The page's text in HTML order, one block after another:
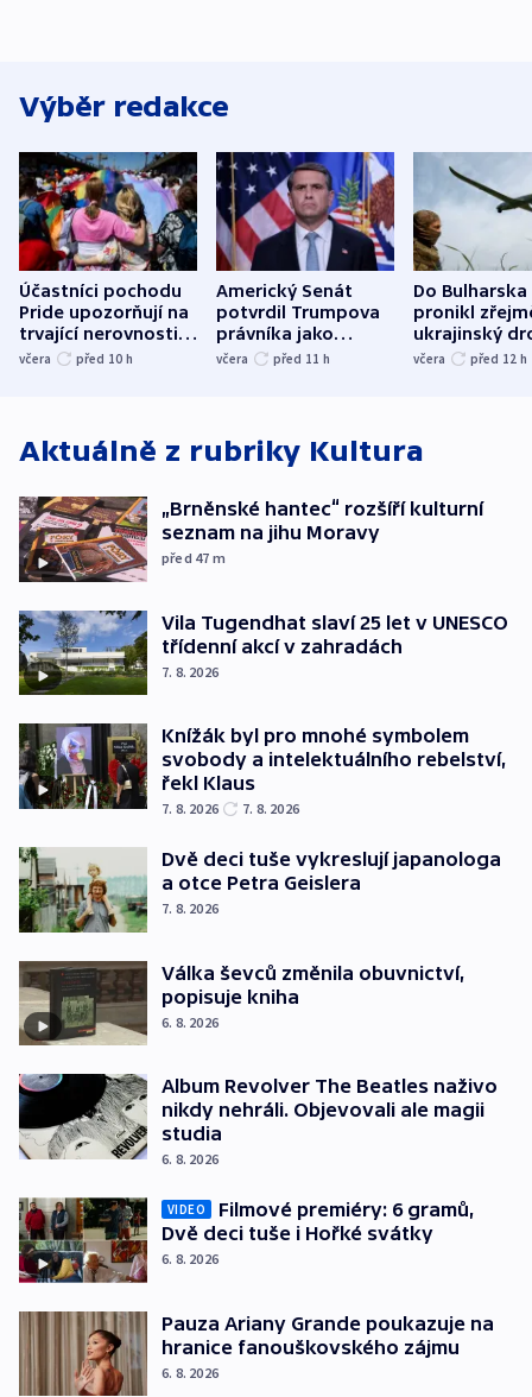
Výběr redakce
Účastníci pochodu
Pride upozorňují na
trvající nerovnosti i
společenskou
včera před 10 h
Americký Senát
potvrdil Trumpova
právníka jako
ministra
včera před 11 h
Do Bulharska
pronikl
ukrajinský
explodoval
včera před 12 h
Aktuálně z rubriky Kultura
„Brněnské hantec“ rozšíří kulturní
seznam na jihu Moravy
před 47 m
Vila Tugendhat slaví 25 let v UNESCO
třídenní akcí v zahradách
7. 8. 2026
Knížák byl pro mnohé symbolem
svobody a intelektuálního rebelství,
řekl Klaus
7. 8. 2026 7. 8. 2026
Dvě deci tuše vykreslují japanologa
a otce Petra Geislera
7. 8. 2026
Válka ševců změnila obuvnictví,
popisuje kniha
6. 8. 2026
Album Revolver The Beatles naživo
nikdy nehráli. Objevovali ale magii
studia
6. 8. 2026
VIDEO
Filmové premiéry: 6 gramů,
Dvě deci tuše i Hořké svátky
6. 8. 2026
Pauza Ariany Grande poukazuje na
hranice fanouškovského zájmu
6. 8. 2026